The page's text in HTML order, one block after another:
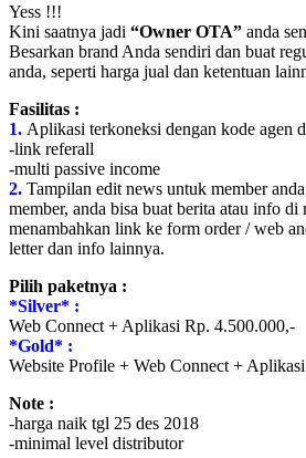
Yess !!!
Kini saatnya jadi “Owner OTA” anda
Besarkan brand Anda sendiri dan buat
anda, seperti harga jual dan ketentuan
Fasilitas :
1. Aplikasi terkoneksi dengan kode agen
-link referall
-multi passive income
2. Tampilan edit news untuk member
member, anda bisa buat berita atau info di
menambahkan link ke form order / web
letter dan info lainnya.
Pilih paketnya :
*Silver* :
Web Connect + Aplikasi Rp. 4.500.000,-
*Gold* :
Website Profile + Web Connect +
Note :
-harga naik tgl 25 des 2018
-minimal level distributor